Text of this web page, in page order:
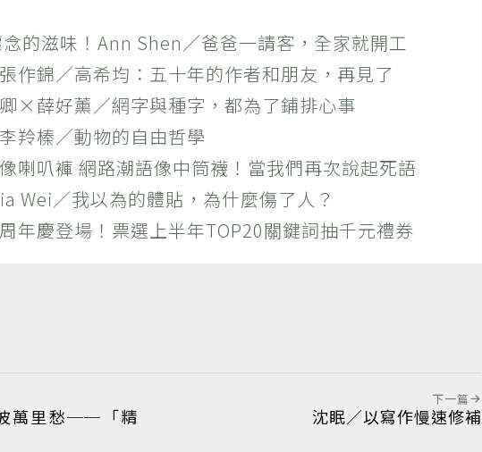
的滋味！Ann Shen／爸爸一請客，全家就開工
作錦／高希均：五十年的作者和朋友，再見了
×薛好薰／網字與種字，都為了鋪排心事
羚榛／動物的自由哲學
叭褲 網路潮語像中筒襪！當我們再次說起死語
／我以為的體貼，為什麼傷了人？
慶登場！票選上半年TOP20關鍵詞抽千元禮券
萬里愁──「精
下一篇
沈眠／以寫作慢速修補